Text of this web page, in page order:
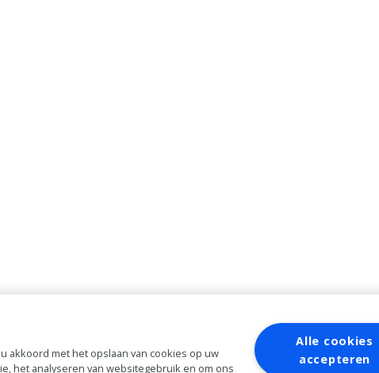
akkoord met het opslaan van cookies op uw
het analyseren van websitegebruik en om ons
Alle cookies
accepteren